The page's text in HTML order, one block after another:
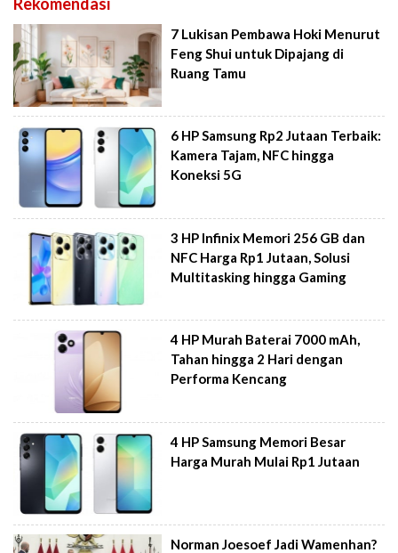
7 Lukisan Pembawa Hoki Menurut
Feng Shui untuk Dipajang di
Ruang Tamu
6 HP Samsung Rp2 Jutaan Terbaik:
Kamera Tajam, NFC hingga
Koneksi 5G
3 HP Infinix Memori 256 GB dan
NFC Harga Rp1 Jutaan, Solusi
Multitasking hingga Gaming
4 HP Murah Baterai 7000 mAh,
Tahan hingga 2 Hari dengan
Performa Kencang
4 HP Samsung Memori Besar
Harga Murah Mulai Rp1 Jutaan
Norman Joesoef Jadi Wamenhan?